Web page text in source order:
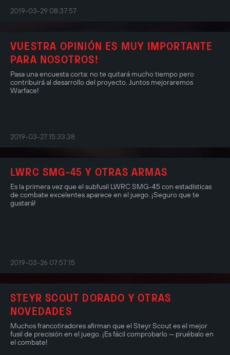
2019-03-29 08:37:57
VUESTRA OPINIÓN ES MUY IMPORTANTE
PARA NOSOTROS!
Pasa una encuesta corta: no te quitará mucho tiempo pero
contribuirá al desarrollo del proyecto. Juntos mejoraremos
Warface!
2019-03-27 15:33:38
LWRC SMG-45 Y OTRAS ARMAS
Es la primera vez que el subfusil LWRC SMG-45 con estadísticas
de combate excelentes aparece en el juego. ¡Seguro que te
gustará!
2019-03-26 07:57:15
STEYR SCOUT DORADO Y OTRAS
NOVEDADES
Muchos francotiradores afirman que el Steyr Scout es el mejor
fusil de precisión en el juego. ¡Es fácil comprobarlo — pruébalo en
el combate!